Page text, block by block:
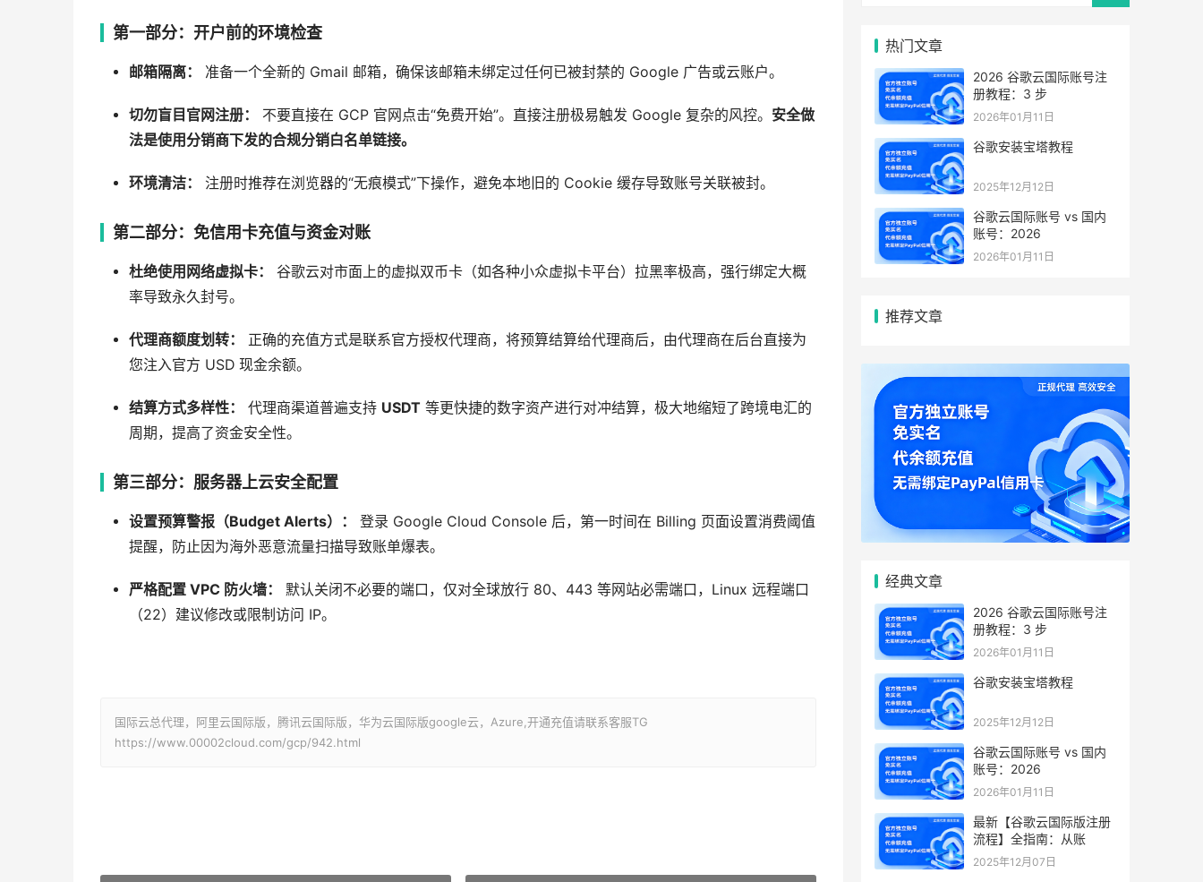
第一部分：开户前的环境检查
邮箱隔离： 准备一个全新的 Gmail 邮箱，确保该邮箱未绑定过任何已被封禁的 Google 广告或云账户。
切勿盲目官网注册： 不要直接在 GCP 官网点击“免费开始”。直接注册极易触发 Google 复杂的风控。 安全做
法是使用分销商下发的合规分销白名单链接。
环境清洁： 注册时推荐在浏览器的“无痕模式”下操作，避免本地旧的 Cookie 缓存导致账号关联被封。
第二部分：免信用卡充值与资金对账
杜绝使用网络虚拟卡：
谷歌云对市面上的虚拟双币卡（如各种小众虚拟卡平台）拉黑率极高，强行绑定大概
率导致永久封号。
代理商额度划转：
正确的充值方式是联系官方授权代理商，将预算结算给代理商后，由代理商在后台直接为
您注入官方 USD 现金余额。
结算方式多样性： 代理商渠道普遍支持 USDT 等更快捷的数字资产进行对冲结算，极大地缩短了跨境电汇的
周期，提高了资金安全性。
第三部分：服务器上云安全配置
设置预算警报（Budget Alerts）：
登录 Google Cloud Console 后，第一时间在 Billing 页面设置消费阈值
提醒，防止因为海外恶意流量扫描导致账单爆表。
严格配置 VPC 防火墙：
默认关闭不必要的端口，仅对全球放行 80、443 等网站必需端口，Linux 远程端口
（22）建议修改或限制访问 IP。
国际云总代理，阿里云国际版，腾讯云国际版，华为云国际版google云，Azure,开通充值请联系客服TG
https://www.00002cloud.com/gcp/942.html
热门文章
2026 谷歌云国际账号注
册教程：3 步
2026年01月11日
谷歌安装宝塔教程
2025年12月12日
谷歌云国际账号 vs 国内
账号：2026
2026年01月11日
推荐文章
经典文章
2026 谷歌云国际账号注
册教程：3 步
2026年01月11日
谷歌安装宝塔教程
2025年12月12日
谷歌云国际账号 vs 国内
账号：2026
2026年01月11日
最新【谷歌云国际版注册
流程】全指南：从账
2025年12月07日